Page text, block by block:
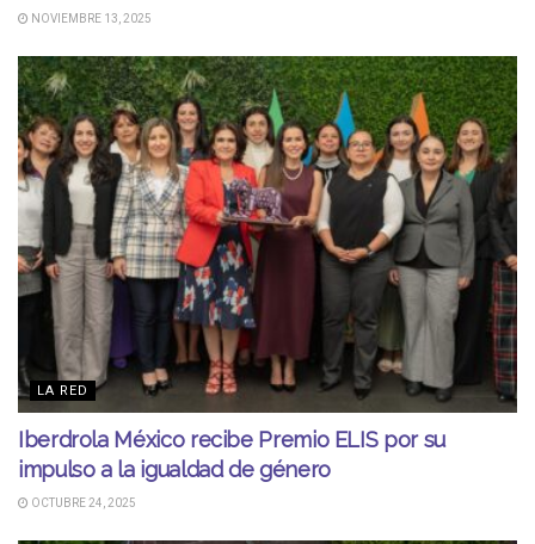
NOVIEMBRE 13, 2025
LA RED
Iberdrola México recibe Premio ELIS por su
impulso a la igualdad de género
OCTUBRE 24, 2025